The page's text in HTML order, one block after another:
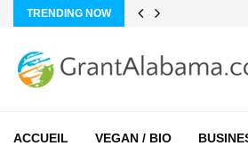
TRENDING NOW
ACCUEIL VEGAN / BIO